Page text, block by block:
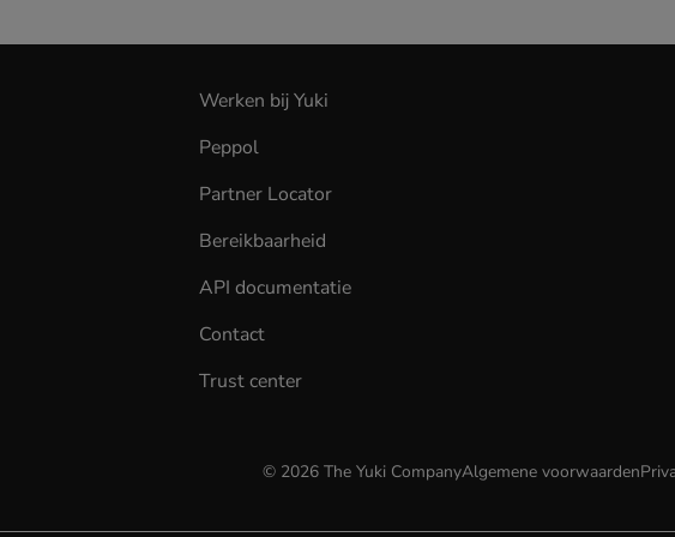
Werken bij Yuki
Peppol
Partner Locator
Bereikbaarheid
API documentatie(opens
Contact
Trust center
© 2026 The Yuki CompanyAlgemene voorwaarden